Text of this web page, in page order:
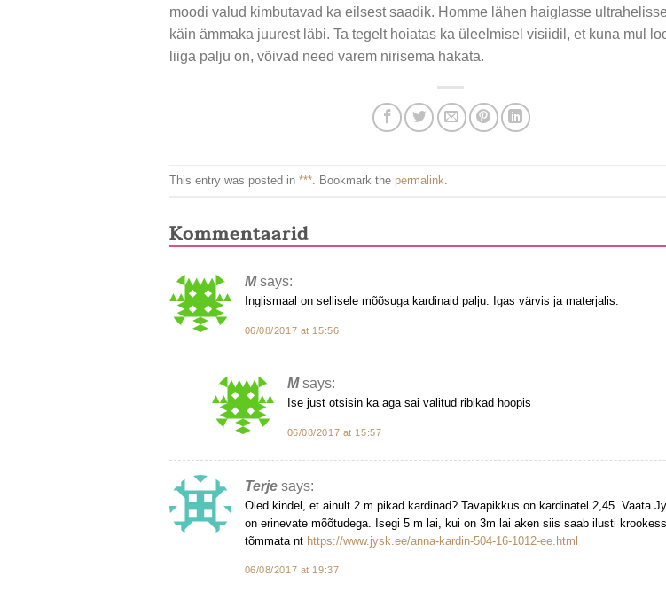
moodi valud kimbutavad ka eilsest saadik. Homme lähen haiglasse
käin ämmaka juurest läbi. Ta tegelt hoiatas ka üleelmisel visiidil, et kuna mul
liiga palju on, võivad need varem nirisema hakata.
This entry was posted in ***. Bookmark the permalink
Kommentaarid
M says:
Inglismaal on sellisele mõõsuga kardinaid palju. Igas värvis ja materjalis.
06/08/2017 at 15:56
M says:
Ise just otsisin ka aga sai valitud ribikad hoopis
06/08/2017 at 15:57
Terje says:
Oled kindel, et ainult 2 m pikad kardinad? Tavapikkus on kardinatel 2,45. Vaata
on erinevate mõõtudega. Isegi 5 m lai, kui on 3m lai aken siis saab ilusti
tõmmata nt https://www.jysk.ee/anna-kardin-504-16-1012-ee.html
06/08/2017 at 19:37